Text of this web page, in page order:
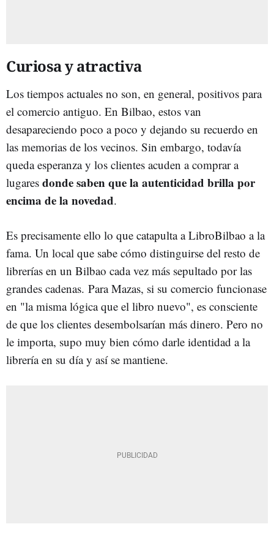
Curiosa y atractiva
Los tiempos actuales no son, en general, positivos para
el comercio antiguo. En Bilbao, estos van
desapareciendo poco a poco y dejando su recuerdo en
las memorias de los vecinos. Sin embargo, todavía
queda esperanza y los clientes acuden a comprar a
lugares donde saben que la autenticidad brilla por
encima de la novedad.
Es precisamente ello lo que catapulta a LibroBilbao a la
fama. Un local que sabe cómo distinguirse del resto de
librerías en un Bilbao cada vez más sepultado por las
grandes cadenas. Para Mazas, si su comercio funcionase
en "la misma lógica que el libro nuevo", es consciente
de que los clientes desembolsarían más dinero. Pero no
le importa, supo muy bien cómo darle identidad a la
librería en su día y así se mantiene.